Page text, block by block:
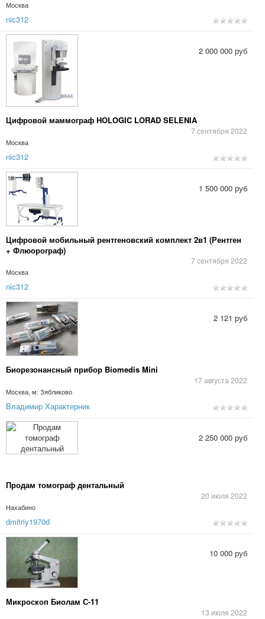
Москва
nic312
Цифровой маммограф HOLOGIC LORAD SELENIA
7 сентября 2022
Москва
2 000 000 руб
nic312
Цифровой мобильный рентгеновский комплект 2в1 (Рентген
+ Флюорограф)
7 сентября 2022
Москва
1 500 000 руб
nic312
Биорезонансный прибор Biomedis Mini
17 августа 2022
Москва, м. Зябликово
2 121 руб
Владимир Характерник
Продам томограф дентальный
20 июля 2022
Нахабино
2 250 000 руб
dmitriy1970d
Микроскоп Биолам С-11
13 июля 2022
10 000 руб